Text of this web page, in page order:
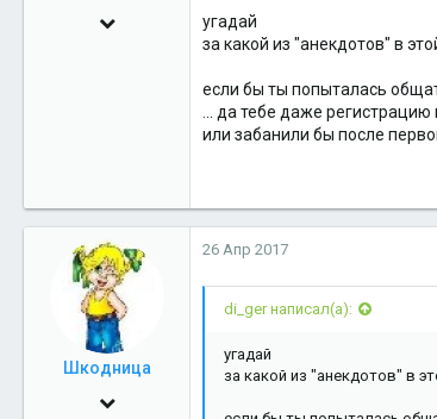
16 Фев 2010
угадай
за какой из "анекдотов" в
если бы ты попыталась
... да тебе даже регистрацию
или забанили бы после
Шкодница
23 Сен 2014
26 Апр 2017
di_ger написал(а):
угадай
за какой из "анекдотов" в